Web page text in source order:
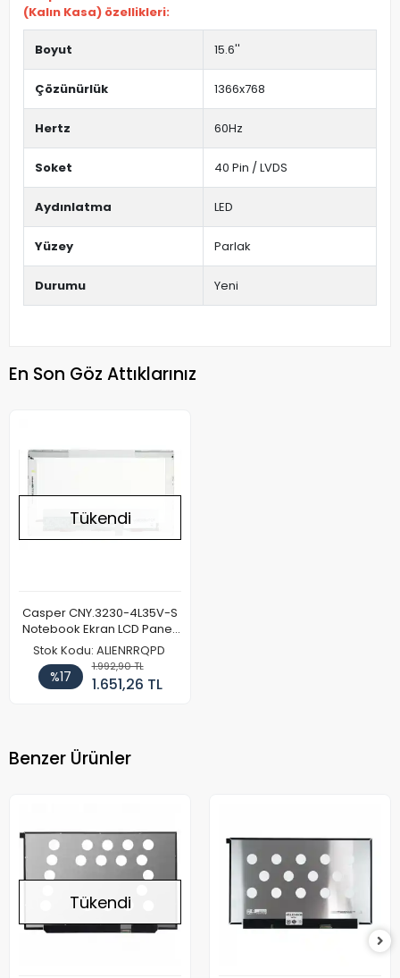
(Kalın Kasa) özellikleri:
Boyut 15.6''
Çözünürlük 1366x768
Hertz 60Hz
Soket 40 Pin / LVDS
Aydınlatma LED
Yüzey Parlak
Durumu Yeni
En Son Göz Attıklarınız
Tükendi
Casper CNY.3230-4L35V-S
Notebook Ekran LCD Paneli
(Kalın Kasa)
Stok Kodu: ALIENRRQPD
%17
1.992,90 TL
1.651,26 TL
Benzer Ürünler
Tükendi